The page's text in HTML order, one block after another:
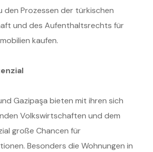
den Prozessen der türkischen
und des Aufenthaltsrechts für
kaufen.
Gazipaşa bieten mit ihren sich
Volkswirtschaften und dem
große Chancen für
Besonders die Wohnungen in